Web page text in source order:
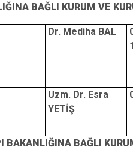
BAĞLI KURUM VE
Dr. Mediha BAL
Uzm. Dr. Esra
YETİŞ
BAKANLIĞINA BAĞLI